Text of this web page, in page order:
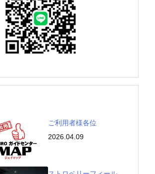
ご利用者様各位
2026.04.09